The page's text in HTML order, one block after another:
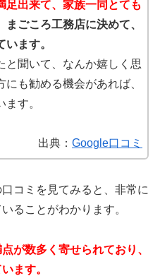
足出来て、家族一同とても
まごころ工務店に決めて、
います。
と聞いて、なんか嬉しく思
にも勧める機会があれば、
す。
出典： Google口コミ
コミを見てみると、非常に
ることがわかります。
が数多く寄せられており、
ます。